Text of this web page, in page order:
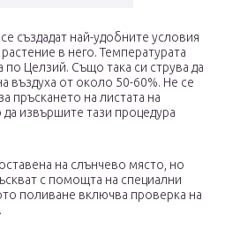
създадат най-удобните условия
в него. Температурата
по Целзий. Също така си струва да
въздуха от около 50-60%. Не се
пръскането на листата на
извършите тази процедура
на слънчево място, но
с помощта на специални
поливане включва проверка на